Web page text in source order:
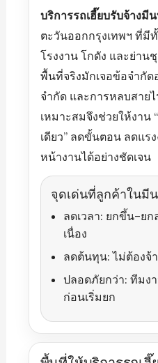
บริการรถเฮี๊ยบรับจ้างมี
ตะวันออกกรุงเทพฯ ที่มี
โรงงาน โกดัง และย่า
พื้นที่จริงมักเจอข้อจำกั
จำกัด และการหลบสาย
เหมาะสมจึงช่วยให้งาน
เดียว” ลดขั้นตอน ลดแร
หน้างานได้อย่างชัดเจน
จุดเด่นที่ลูกค้าในมี
ลดเวลา: ยกขึ้น–ย
เนื่อง
ลดต้นทุน: ไม่ต้องจ้
ปลอดภัยกว่า: ทีมง
ก่อนเริ่มยก